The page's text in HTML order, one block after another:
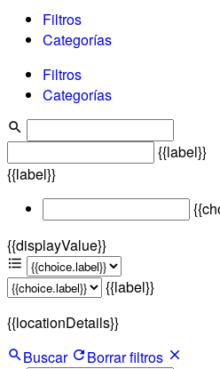
Filtros
Categorías
Filtros
Categorías
{{label}}
{{label}}
{{displayValue}}
{{label}}
{{locationDetails}}
Buscar
Borrar filtros